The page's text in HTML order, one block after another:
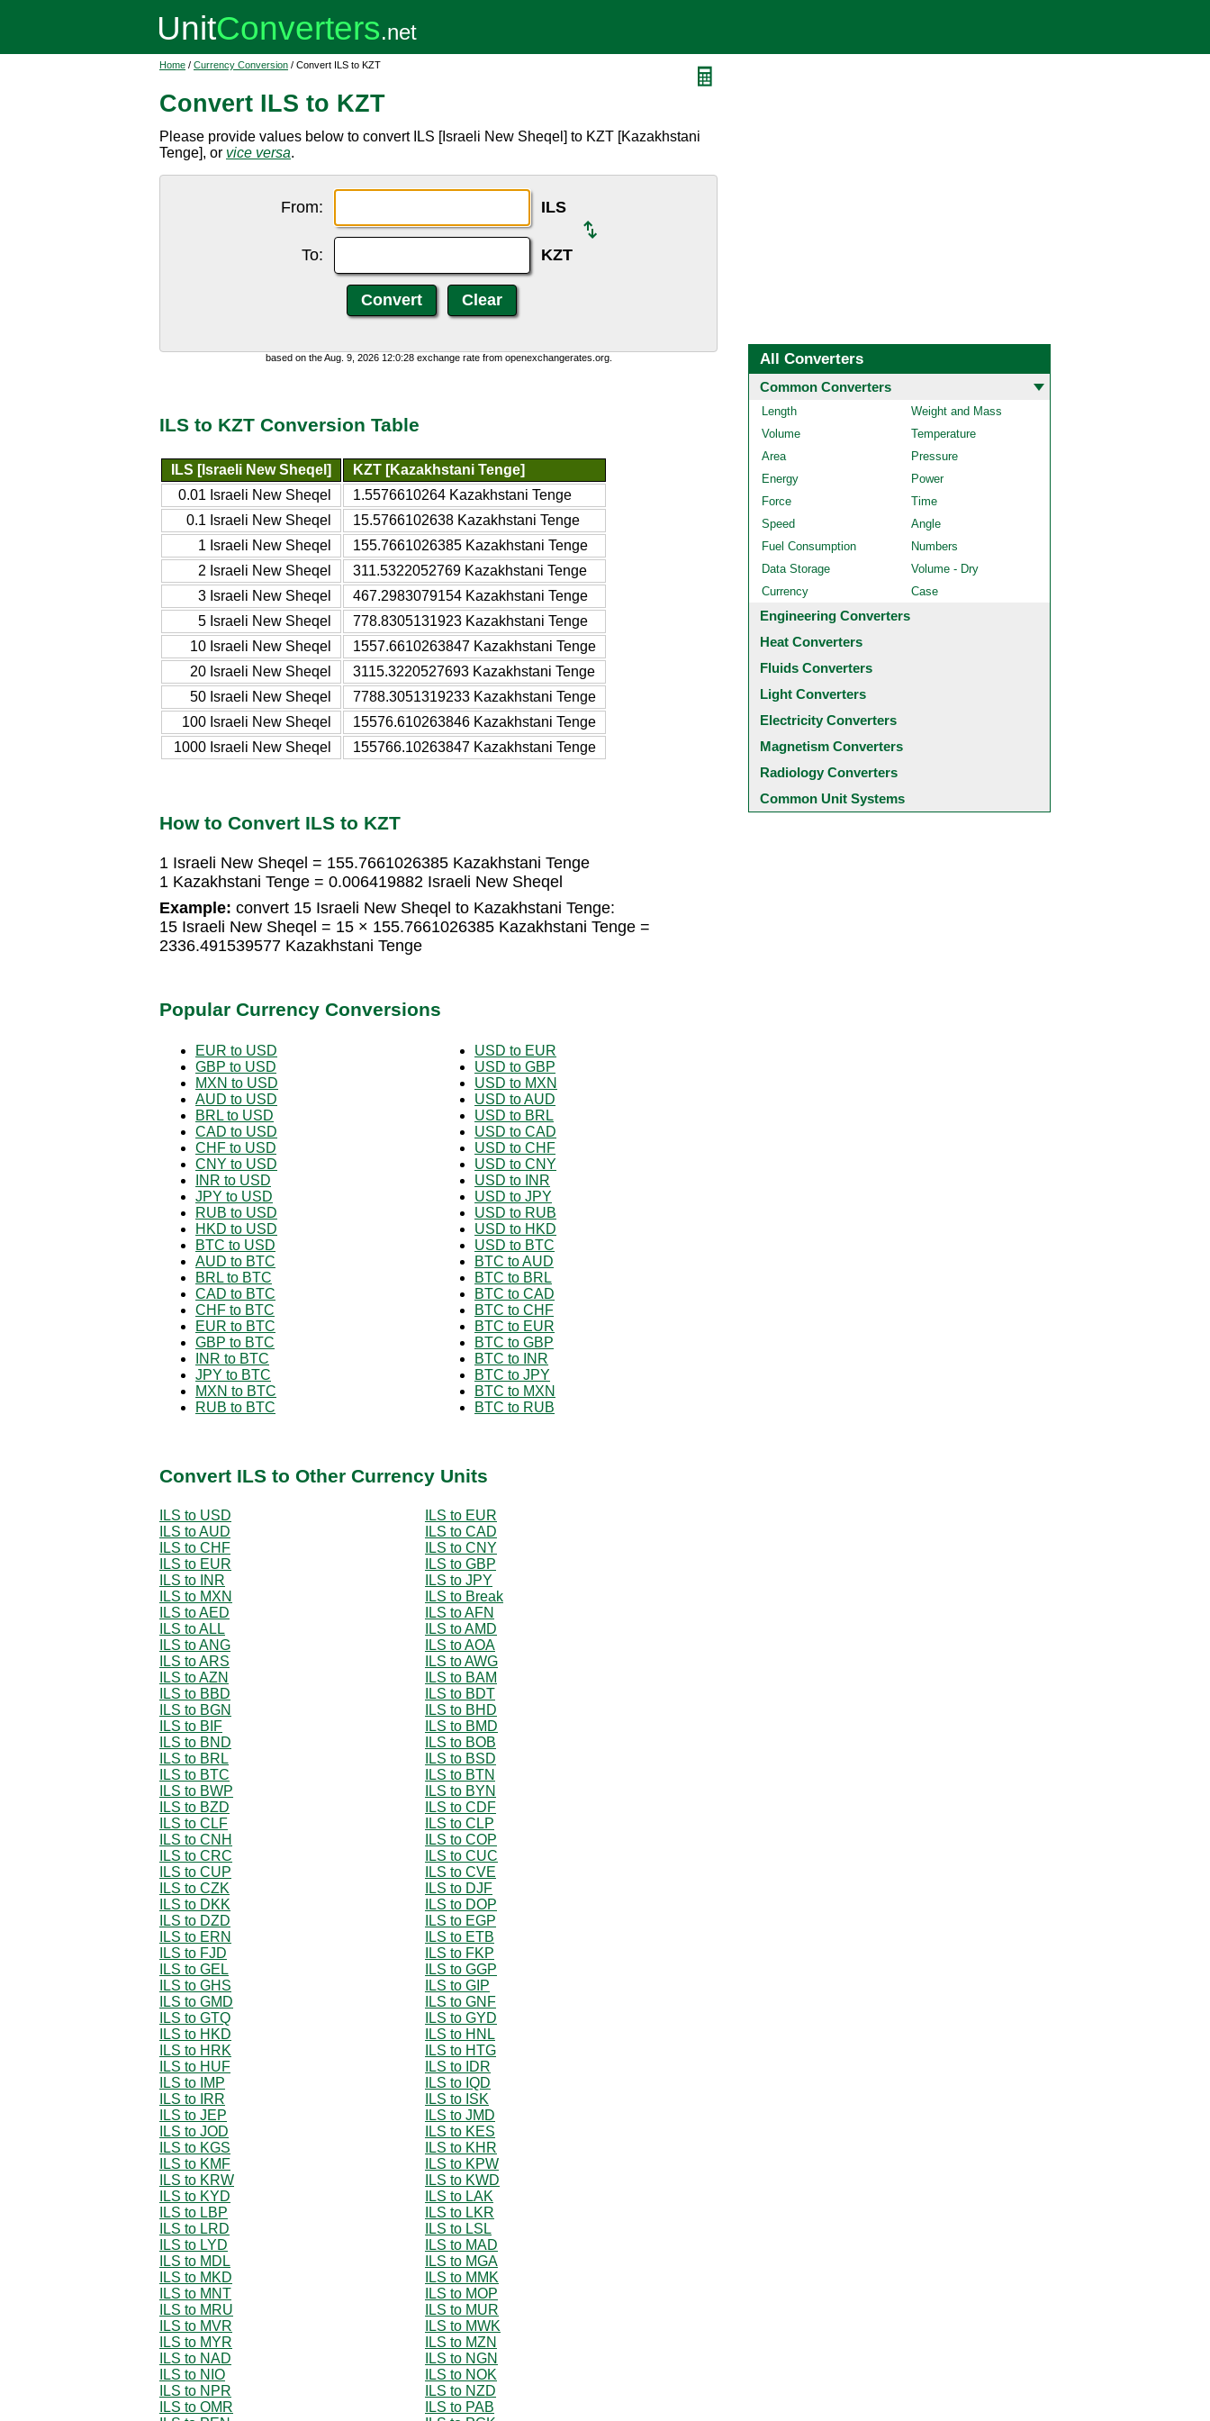
Home / Currency Conversion / Convert ILS to KZT
Convert ILS to KZT
Please provide values below to convert ILS [Israeli New Sheqel] to KZT [Kazakhstani
Tenge], or vice versa.
From: ILS
To: KZT
based on the Aug. 9, 2026 12:0:28 exchange rate from openexchangerates.org.
ILS to KZT Conversion Table
ILS [Israeli New Sheqel]
KZT [Kazakhstani Tenge]
0.01 Israeli New Sheqel
1.5576610264 Kazakhstani Tenge
0.1 Israeli New Sheqel
15.5766102638 Kazakhstani Tenge
1 Israeli New Sheqel
155.7661026385 Kazakhstani Tenge
2 Israeli New Sheqel
311.5322052769 Kazakhstani Tenge
3 Israeli New Sheqel
467.2983079154 Kazakhstani Tenge
5 Israeli New Sheqel
778.8305131923 Kazakhstani Tenge
10 Israeli New Sheqel
1557.6610263847 Kazakhstani Tenge
20 Israeli New Sheqel
3115.3220527693 Kazakhstani Tenge
50 Israeli New Sheqel
7788.3051319233 Kazakhstani Tenge
100 Israeli New Sheqel
15576.610263846 Kazakhstani Tenge
1000 Israeli New Sheqel
155766.10263847 Kazakhstani Tenge
How to Convert ILS to KZT
1 Israeli New Sheqel = 155.7661026385 Kazakhstani Tenge
1 Kazakhstani Tenge = 0.006419882 Israeli New Sheqel
Example: convert 15 Israeli New Sheqel to Kazakhstani Tenge:
15 Israeli New Sheqel = 15 × 155.7661026385 Kazakhstani Tenge =
2336.491539577 Kazakhstani Tenge
Popular Currency Conversions
EUR to USD
GBP to USD
MXN to USD
AUD to USD
BRL to USD
CAD to USD
CHF to USD
CNY to USD
INR to USD
JPY to USD
RUB to USD
HKD to USD
BTC to USD
AUD to BTC
BRL to BTC
CAD to BTC
CHF to BTC
EUR to BTC
GBP to BTC
INR to BTC
JPY to BTC
MXN to BTC
RUB to BTC
USD to EUR
USD to GBP
USD to MXN
USD to AUD
USD to BRL
USD to CAD
USD to CHF
USD to CNY
USD to INR
USD to JPY
USD to RUB
USD to HKD
USD to BTC
BTC to AUD
BTC to BRL
BTC to CAD
BTC to CHF
BTC to EUR
BTC to GBP
BTC to INR
BTC to JPY
BTC to MXN
BTC to RUB
Convert ILS to Other Currency Units
ILS to USD
ILS to EUR
ILS to AUD
ILS to CAD
ILS to CHF
ILS to CNY
ILS to EUR
ILS to GBP
ILS to INR
ILS to JPY
ILS to MXN
ILS to Break
ILS to AED
ILS to AFN
ILS to ALL
ILS to AMD
ILS to ANG
ILS to AOA
ILS to ARS
ILS to AWG
ILS to AZN
ILS to BAM
ILS to BBD
ILS to BDT
ILS to BGN
ILS to BHD
ILS to BIF
ILS to BMD
ILS to BND
ILS to BOB
ILS to BRL
ILS to BSD
ILS to BTC
ILS to BTN
ILS to BWP
ILS to BYN
ILS to BZD
ILS to CDF
ILS to CLF
ILS to CLP
ILS to CNH
ILS to COP
ILS to CRC
ILS to CUC
ILS to CUP
ILS to CVE
ILS to CZK
ILS to DJF
ILS to DKK
ILS to DOP
ILS to DZD
ILS to EGP
ILS to ERN
ILS to ETB
ILS to FJD
ILS to FKP
ILS to GEL
ILS to GGP
ILS to GHS
ILS to GIP
ILS to GMD
ILS to GNF
ILS to GTQ
ILS to GYD
ILS to HKD
ILS to HNL
ILS to HRK
ILS to HTG
ILS to HUF
ILS to IDR
ILS to IMP
ILS to IQD
ILS to IRR
ILS to ISK
ILS to JEP
ILS to JMD
ILS to JOD
ILS to KES
ILS to KGS
ILS to KHR
ILS to KMF
ILS to KPW
ILS to KRW
ILS to KWD
ILS to KYD
ILS to LAK
ILS to LBP
ILS to LKR
ILS to LRD
ILS to LSL
ILS to LYD
ILS to MAD
ILS to MDL
ILS to MGA
ILS to MKD
ILS to MMK
ILS to MNT
ILS to MOP
ILS to MRU
ILS to MUR
ILS to MVR
ILS to MWK
ILS to MYR
ILS to MZN
ILS to NAD
ILS to NGN
ILS to NIO
ILS to NOK
ILS to NPR
ILS to NZD
ILS to OMR
ILS to PAB
All Converters
Common Converters
Length
Weight and Mass
Volume
Temperature
Area
Pressure
Energy
Power
Force
Time
Speed
Angle
Fuel Consumption
Numbers
Data Storage
Volume - Dry
Currency
Case
Engineering Converters
Heat Converters
Fluids Converters
Light Converters
Electricity Converters
Magnetism Converters
Radiology Converters
Common Unit Systems